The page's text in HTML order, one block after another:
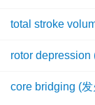
total stroke
rotor depression
core bridging (